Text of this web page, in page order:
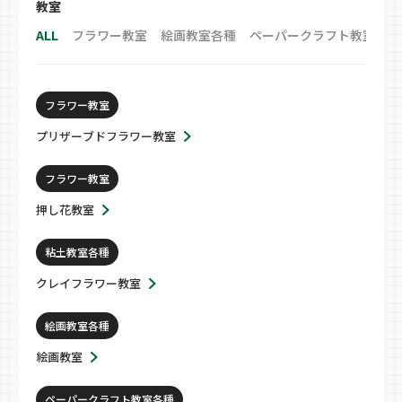
教室
ALL
フラワー教室 絵画教室各種 ペーパークラフト教室各種
フラワー教室
プリザーブドフラワー教室
フラワー教室
押し花教室
粘土教室各種
クレイフラワー教室
絵画教室各種
絵画教室
ペーパークラフト教室各種